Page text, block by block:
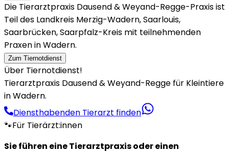
Die Tierarztpraxis Dausend & Weyand-Regge-Praxis ist
Teil des Landkreis Merzig-Wadern, Saarlouis,
Saarbrücken, Saarpfalz-Kreis mit teilnehmenden
Praxen in Wadern.
Zum Tiernotdienst
Über Tiernotdienst!
Tierarztpraxis Dausend & Weyand-Regge für Kleintiere
in Wadern.
Diensthabenden Tierarzt finden
🐾Für Tierärzt:innen
Sie führen eine Tierarztpraxis oder einen